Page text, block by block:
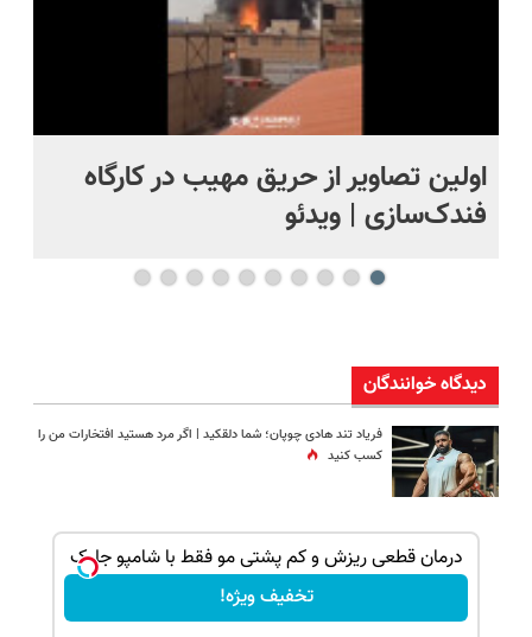
اولین تصاویر از حریق مهیب در کارگاه
فندک‌سازی | ویدئو
دیدگاه خوانندگان
فریاد تند هادی چوپان؛‌ شما دلقکید | اگر مرد هستید افتخارات من را
کسب کنید
درمان قطعی ریزش و کم پشتی مو فقط با شامپو جلبک
تخفیف ویژه!